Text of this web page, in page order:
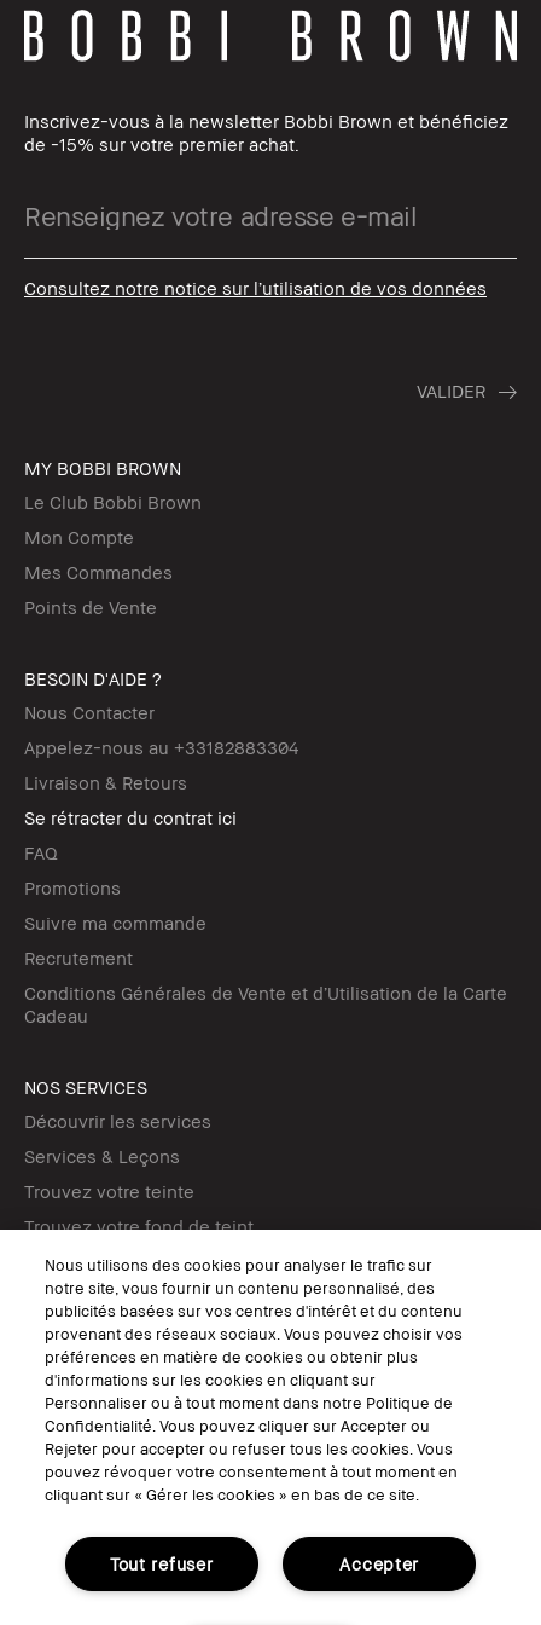
Inscrivez-vous à la newsletter Bobbi Brown et bénéficiez
de -15% sur votre premier achat.
Consultez notre notice sur l’utilisation de vos données
MY BOBBI BROWN
Le Club Bobbi Brown
Mon Compte
Mes Commandes
Points de Vente
BESOIN D'AIDE ?
Nous Contacter
Appelez-nous au +33182883304
Livraison & Retours
Se rétracter du contrat ici
FAQ
Promotions
Suivre ma commande
Recrutement
Conditions Générales de Vente et d’Utilisation de la Carte
Cadeau
NOS SERVICES
Découvrir les services
Services & Leçons
Trouvez votre teinte
Trouvez votre fond de teint
Tutos maquillage
SUIVEZ-NOUS
© Bobbi Brown Professional Cosmetics, Inc. Tous droits mondiaux
réservés.
Conditions Générales de Vente
Politique de Confidentialité
Accessibilité ou Distribution
Consignes de tri
Gérer les Cookies
Nous utilisons des cookies pour analyser le trafic sur
notre site, vous fournir un contenu personnalisé, des
publicités basées sur vos centres d'intérêt et du contenu
provenant des réseaux sociaux. Vous pouvez choisir vos
préférences en matière de cookies ou obtenir plus
d'informations sur les cookies en cliquant sur
Personnaliser ou à tout moment dans notre Politique de
Confidentialité. Vous pouvez cliquer sur Accepter ou
Rejeter pour accepter ou refuser tous les cookies. Vous
pouvez révoquer votre consentement à tout moment en
cliquant sur « Gérer les cookies » en bas de ce site.
Accepter
Tout refuser